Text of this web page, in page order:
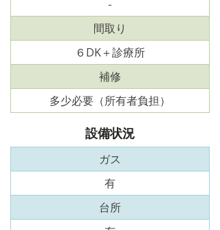
-
間取り
６DK＋診療所
補修
多少必要（所有者負担）
設備状況
ガス
有
台所